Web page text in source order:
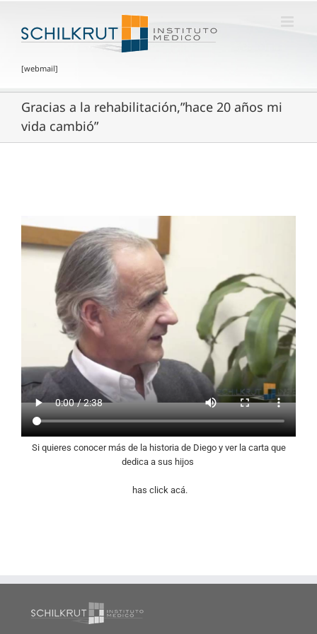
[webmail]
Gracias a la rehabilitación,”hace 20 años mi
vida cambió”
Si quieres conocer más de la historia de Diego y ver la carta que
dedica a sus hijos
has click acá.